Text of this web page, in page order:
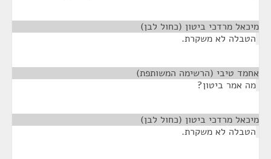
מיכאל מרדכי ביטון (כחול לבן)
הטבלה לא משקרת.
אחמד טיבי (הרשימה המשותפת)
מה אמר ביטון?
מיכאל מרדכי ביטון (כחול לבן)
הטבלה לא משקרת.